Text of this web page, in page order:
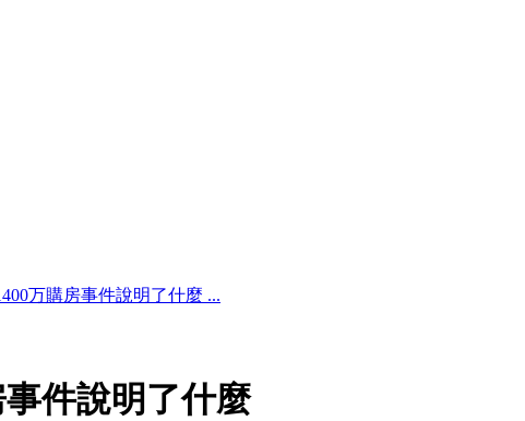
万購房事件說明了什麼 ...
件說明了什麼